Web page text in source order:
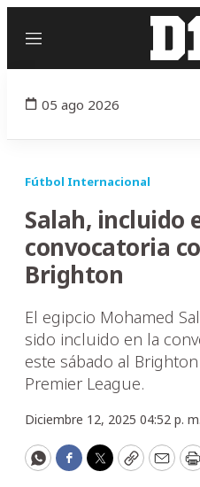
Menú
05 ago 2026
Fútbol Internacional
Salah, incluido
convocatoria
Brighton
El egipcio Mohamed
sido incluido en la
este sábado al
Premier League.
Diciembre 12, 2025 04:52 p.
WhatsApp
Facebook
Twitter
Copy